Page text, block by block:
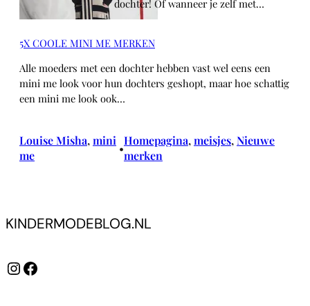
dochter! Of wanneer je zelf met…
5X COOLE MINI ME MERKEN
Alle moeders met een dochter hebben vast wel eens een
mini me look voor hun dochters geshopt, maar hoe schattig
een mini me look ook…
Louise Misha, mini
me
•
Homepagina, meisjes, Nieuwe
merken
KINDERMODEBLOG.NL
InstagramFacebook